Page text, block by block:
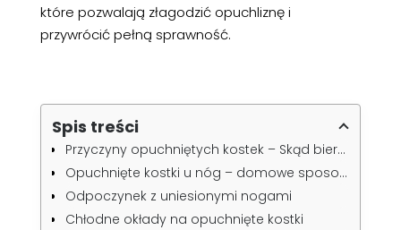
które pozwalają złagodzić opuchliznę i
przywrócić pełną sprawność.
Spis treści
Przyczyny opuchniętych kostek – Skąd bierze się opuchlizna?
Opuchnięte kostki u nóg – domowe sposoby na łagodzenie objawów
Odpoczynek z uniesionymi nogami
Chłodne okłady na opuchnięte kostki